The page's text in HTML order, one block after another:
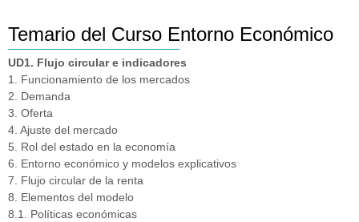
Temario del Curso Entorno Económico
UD1. Flujo circular e indicadores
1. Funcionamiento de los mercados
2. Demanda
3. Oferta
4. Ajuste del mercado
5. Rol del estado en la economía
6. Entorno económico y modelos explicativos
7. Flujo circular de la renta
8. Elementos del modelo
8.1. Políticas económicas